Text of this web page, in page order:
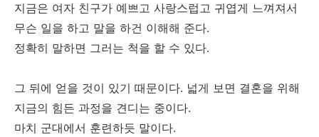
지금은 여자 친구가 예쁘고 사랑스럽고 귀엽게 느껴져서
무슨 일을 하고 말을 하건 이해해 준다.
정확히 말하면 그러는 척을 할 수 있다.
그 뒤에 얻을 것이 있기 때문이다. 넓게 보면 결혼을 위해
지금의 힘든 과정을 견디는 중이다.
마치 군대에서 훈련하듯 말이다.